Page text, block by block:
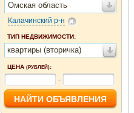
Омская область
Калачинский р-н
ТИП НЕДВИЖИМОСТИ:
квартиры (вторичка)
ЦЕНА (РУБЛЕЙ):
-